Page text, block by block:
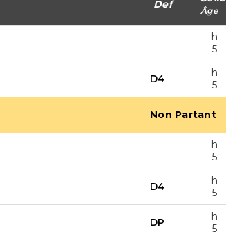
Def
Âge
h
5
D4
h
5
Non Partant
h
5
D4
h
5
DP
h
5